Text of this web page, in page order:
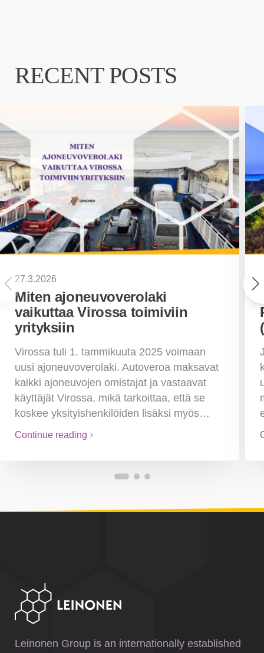
RECENT POSTS
27.3.2026
Miten ajoneuvoverolaki
vaikuttaa Virossa toimiviin
yrityksiin
Virossa tuli 1. tammikuuta 2025 voimaan
uusi ajoneuvoverolaki. Autoveroa maksavat
kaikki ajoneuvojen omistajat ja vastaavat
käyttäjät Virossa, mikä tarkoittaa, että se
koskee yksityishenkilöiden lisäksi myös…
Continue reading
Leinonen Group is an internationally established